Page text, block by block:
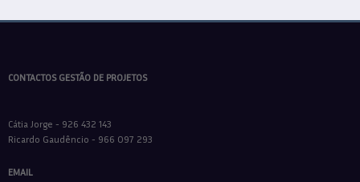
CONTACTOS GESTÃO DE PROJETOS
Cátia Jorge - 926 432 143
Ricardo Gaudêncio - 966 097 293
EMAIL